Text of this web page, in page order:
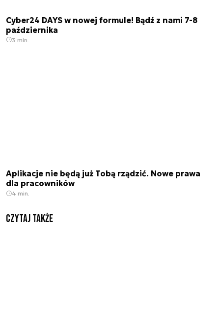
Cyber24 DAYS w nowej formule! Bądź z nami 7-8
października
3 min.
Aplikacje nie będą już Tobą rządzić. Nowe prawa
dla pracowników
4 min.
Czytaj także